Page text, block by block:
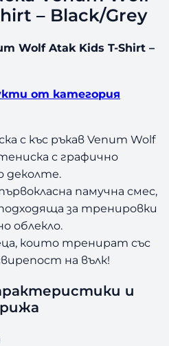
– Black/Grey
Wolf Atak Kids T-Shirt –
от категория
с къс ръкав Venum Wolf
с графично
деколте.
памучна смес,
за тренировки
облекло.
които тренират със
на вълк!
и